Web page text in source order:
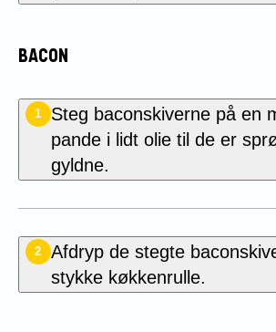
BACON
1
Steg baconskiverne på en
pande i lidt olie til de er
gyldne.
2
Afdryp de stegte
stykke køkkenrulle.